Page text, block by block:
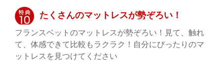
たくさんのマットレスが勢ぞろい！
フランスベットのマットレスが勢ぞろい！見て、触れ
て、体感できて比較もラクラク！自分にぴったりのマ
ットレスを見つけてください